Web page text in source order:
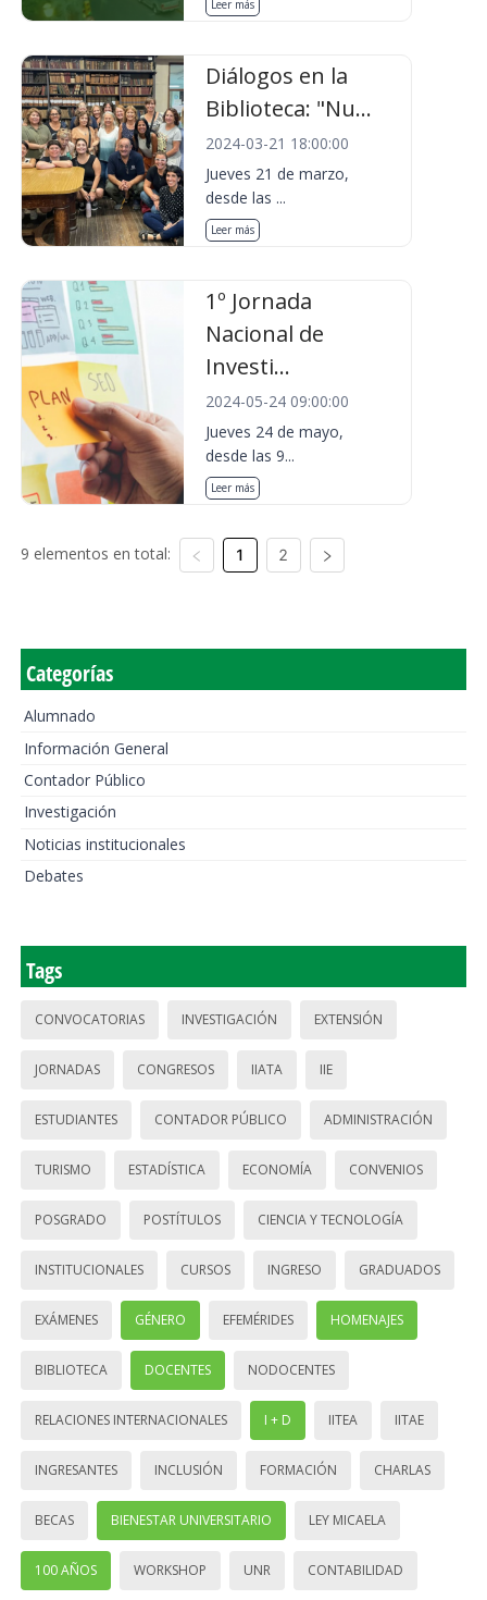
Leer más
Diálogos en la
Biblioteca: "Nu...
2024-03-21 18:00:00
Jueves 21 de marzo,
desde las ...
Leer más
1º Jornada
Nacional de
Investi...
2024-05-24 09:00:00
Jueves 24 de mayo,
desde las 9...
Leer más
9 elementos en total: 1 2
Categorías
Alumnado
Información General
Contador Público
Investigación
Noticias institucionales
Debates
Tags
CONVOCATORIAS INVESTIGACIÓN EXTENSIÓN
JORNADAS CONGRESOS IIATA IIE
ESTUDIANTES CONTADOR PÚBLICO ADMINISTRACIÓN
TURISMO ESTADÍSTICA ECONOMÍA CONVENIOS
POSGRADO POSTÍTULOS CIENCIA Y TECNOLOGÍA
INSTITUCIONALES CURSOS INGRESO GRADUADOS
EXÁMENES GÉNERO EFEMÉRIDES HOMENAJES
BIBLIOTECA DOCENTES NODOCENTES
RELACIONES INTERNACIONALES I + D IITEA IITAE
INGRESANTES INCLUSIÓN FORMACIÓN CHARLAS
BECAS BIENESTAR UNIVERSITARIO LEY MICAELA
100 AÑOS WORKSHOP UNR CONTABILIDAD